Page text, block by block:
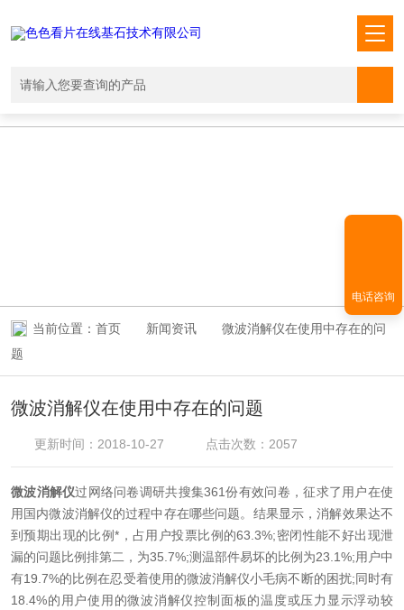
当前位置： 首页 新闻资讯
微波消解仪在使用中存在的问
题
微波消解仪在使用中存在的问题
更新时间：2018-10-27 点击次数：2057
微波消解仪过网络问卷调研共搜集361份有效问卷，征求了用户在使
用国内微波消解仪的过程中存在哪些问题。结果显示，消解效果达不
到预期出现的比例*，占用户投票比例的63.3%;密闭性能不好出现泄
漏的问题比例排第二，为35.7%;测温部件易坏的比例为23.1%;用户中
有19.7%的比例在忍受着使用的微波消解仪小毛病不断的困扰;同时有
18.4%的用户使用的微波消解仪控制面板的温度或压力显示浮动较
电话咨询